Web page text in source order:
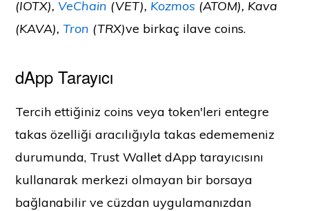
(IOTX),VeChain (VET), Kozmos (ATOM), Kava
(KAVA),Tron (TRX)ve birkaç ilave coins.
dApp Tarayıcı
Tercih ettiğiniz coins veya token'leri entegre
takas özelliği aracılığıyla takas edememeniz
durumunda, Trust Wallet dApp tarayıcısını
kullanarak merkezi olmayan bir borsaya
bağlanabilir ve cüzdan uygulamanızdan